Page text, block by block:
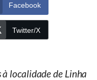
Facebook
Twitter/X
à localidade de Linha